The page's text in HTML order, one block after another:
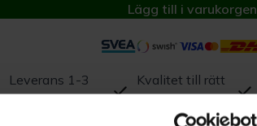
Lägg till i varukorgen
Leverans 1-3
dagar
Kvalitet till rätt
pris